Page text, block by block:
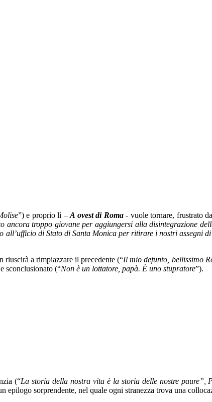
”) e proprio lì – A ovest di Roma- vuole tornare, frustrato
ancora troppo giovane per aggiungersi alla disintegrazione
all’ufficio di Stato di Santa Monica per ritirare i nostri assegni
riuscirà a rimpiazzare il precedente (“Il mio defunto, bellissimo
sconclusionato (“Non è un lottatore, papà. È uno stupratore”).
(“La storia della nostra vita è la storia delle nostre paure”,
epilogo sorprendente, nel quale ogni stranezza trova una